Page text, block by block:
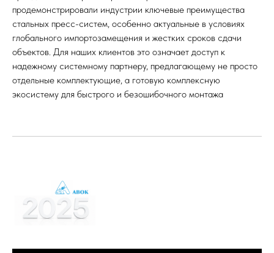
продемонстрировали индустрии ключевые преимущества
стальных пресс-систем, особенно актуальные в условиях
глобального импортозамещения и жестких сроков сдачи
объектов. Для наших клиентов это означает доступ к
надежному системному партнеру, предлагающему не просто
отдельные комплектующие, а готовую комплексную
экосистему для быстрого и безошибочного монтажа